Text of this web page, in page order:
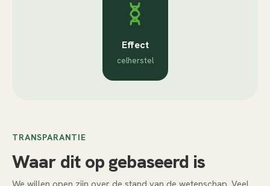
Effect
celherstel
TRANSPARANTIE
Waar dit op gebaseerd is